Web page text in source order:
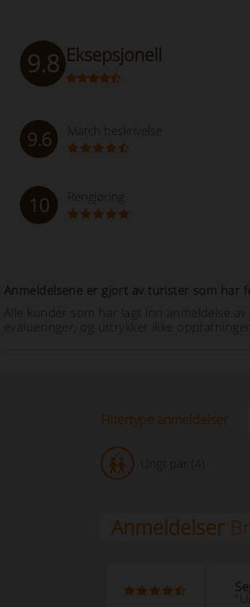
9.8 Eksepsjonell
9.6 Match beskrivelse
10 Rengjøring
Anmeldelsene er gjort av turister som har
Alle kunder som har lagt inn anmeldelse
evalueringer, og uttrykker ikke
Filtertype anmeldelser
Ungt par (4)
Anmeldelser